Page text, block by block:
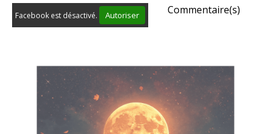
Facebook est désactivé. Autoriser Commentaire(s)